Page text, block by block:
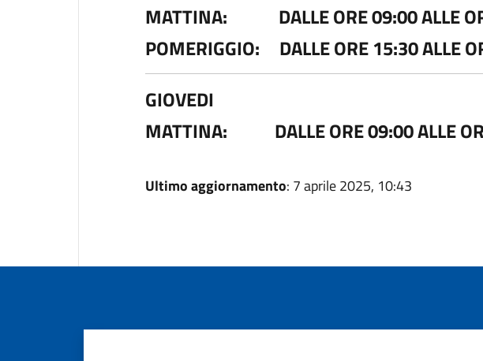
MATTINA: DALLE ORE 09:00 ALLE
POMERIGGIO: DALLE ORE 15:30 ALLE
GIOVEDI
MATTINA: DALLE ORE 09:00 ALLE
Ultimo aggiornamento: 7 aprile 2025, 10:43